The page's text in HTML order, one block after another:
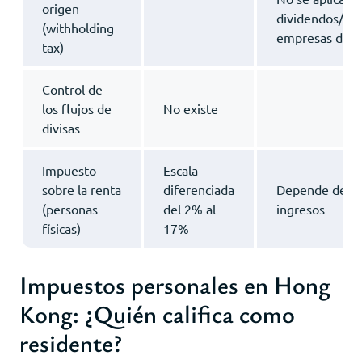
origen
(withholding
tax)
dividendos/
empresas de
Control de
los flujos de
divisas
No existe
Impuesto
sobre la renta
(personas
físicas)
Escala
diferenciada
del 2% al
17%
Depende del
ingresos
Impuestos personales en Hong
Kong: ¿Quién califica como
residente?